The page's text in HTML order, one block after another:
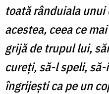
toată rânduiala unui
acestea, ceea ce
grijă de trupul lui,
cureți, să-l speli,
îngrijești ca pe un